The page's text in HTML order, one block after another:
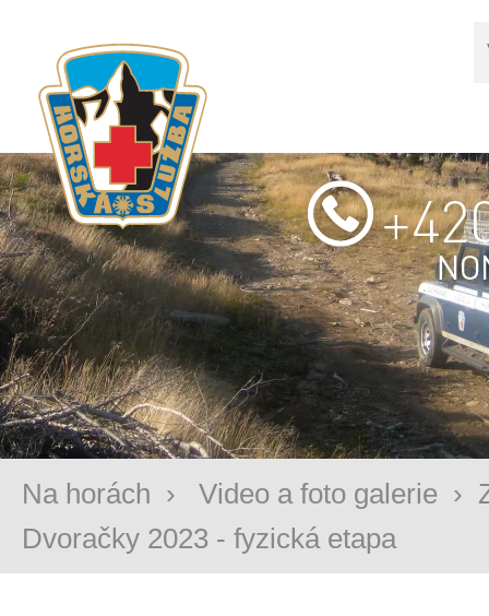
Na horách › Video a foto galerie ›
Dvoračky 2023 - fyzická etapa